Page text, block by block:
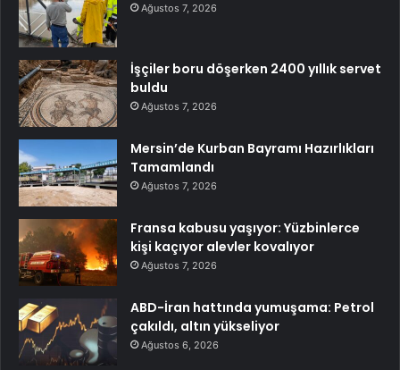
Ağustos 7, 2026
İşçiler boru döşerken 2400 yıllık servet
buldu
Ağustos 7, 2026
Mersin’de Kurban Bayramı Hazırlıkları
Tamamlandı
Ağustos 7, 2026
Fransa kabusu yaşıyor: Yüzbinlerce
kişi kaçıyor alevler kovalıyor
Ağustos 7, 2026
ABD-İran hattında yumuşama: Petrol
çakıldı, altın yükseliyor
Ağustos 6, 2026